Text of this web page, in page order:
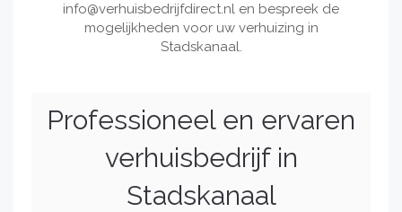
info@verhuisbedrijfdirect.nl en bespreek de
mogelijkheden voor uw verhuizing in
Stadskanaal.
Professioneel en ervaren
verhuisbedrijf in
Stadskanaal